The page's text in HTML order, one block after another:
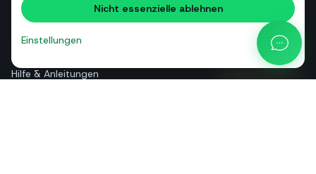
Nicht essenzielle ablehnen
Einstellungen
Vergleiche
Hilfe & Anleitungen